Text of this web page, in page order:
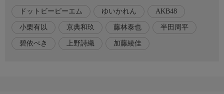
対し正直な想いを伝える。一方姫宮は、休日に宮嶋とデートへ。
可愛く着飾ってアピールし、別れ際に意を決して告白する。
出演者
花澤彩芽…ゆいかれん
ドットビーピーエム ゆいかれん AKB48
小栗有以 京典和玖 藤林泰也 半田周平
碧依ぺき 上野詩織 加藤綾佳